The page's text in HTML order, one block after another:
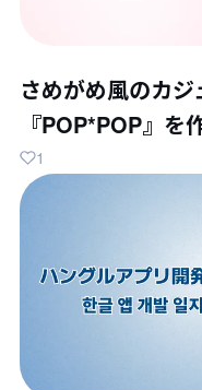
さめがめ風のカ
『POP*POP』を
1